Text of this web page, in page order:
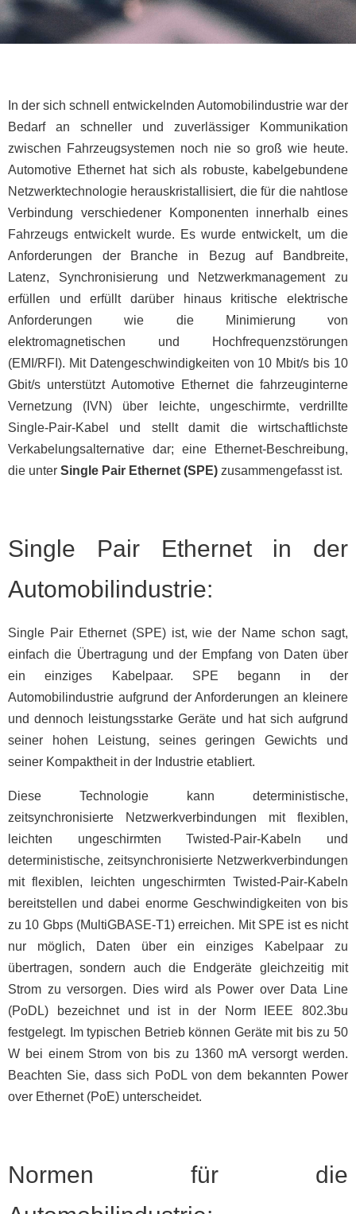
In der sich schnell entwickelnden Automobilindustrie war der
Bedarf an schneller und zuverlässiger Kommunikation
zwischen Fahrzeugsystemen noch nie so groß wie heute.
Automotive Ethernet hat sich als robuste, kabelgebundene
Netzwerktechnologie herauskristallisiert, die für die nahtlose
Verbindung verschiedener Komponenten innerhalb eines
Fahrzeugs entwickelt wurde. Es wurde entwickelt, um die
Anforderungen der Branche in Bezug auf Bandbreite,
Latenz, Synchronisierung und Netzwerkmanagement zu
erfüllen und erfüllt darüber hinaus kritische elektrische
Anforderungen wie die Minimierung von
elektromagnetischen und Hochfrequenzstörungen
(EMI/RFI). Mit Datengeschwindigkeiten von 10 Mbit/s bis 10
Gbit/s unterstützt Automotive Ethernet die fahrzeuginterne
Vernetzung (IVN) über leichte, ungeschirmte, verdrillte
Single-Pair-Kabel und stellt damit die wirtschaftlichste
Verkabelungsalternative dar; eine Ethernet-Beschreibung,
die unter Single Pair Ethernet (SPE) zusammengefasst ist.
Single Pair Ethernet in der
Automobilindustrie:
Single Pair Ethernet (SPE) ist, wie der Name schon sagt,
einfach die Übertragung und der Empfang von Daten über
ein einziges Kabelpaar. SPE begann in der
Automobilindustrie aufgrund der Anforderungen an kleinere
und dennoch leistungsstarke Geräte und hat sich aufgrund
seiner hohen Leistung, seines geringen Gewichts und
seiner Kompaktheit in der Industrie etabliert.
Diese Technologie kann deterministische,
zeitsynchronisierte Netzwerkverbindungen mit flexiblen,
leichten ungeschirmten Twisted-Pair-Kabeln und
deterministische, zeitsynchronisierte Netzwerkverbindungen
mit flexiblen, leichten ungeschirmten Twisted-Pair-Kabeln
bereitstellen und dabei enorme Geschwindigkeiten von bis
zu 10 Gbps (MultiGBASE-T1) erreichen. Mit SPE ist es nicht
nur möglich, Daten über ein einziges Kabelpaar zu
übertragen, sondern auch die Endgeräte gleichzeitig mit
Strom zu versorgen. Dies wird als Power over Data Line
(PoDL) bezeichnet und ist in der Norm IEEE 802.3bu
festgelegt. Im typischen Betrieb können Geräte mit bis zu 50
W bei einem Strom von bis zu 1360 mA versorgt werden.
Beachten Sie, dass sich PoDL von dem bekannten Power
over Ethernet (PoE) unterscheidet.
Normen für die